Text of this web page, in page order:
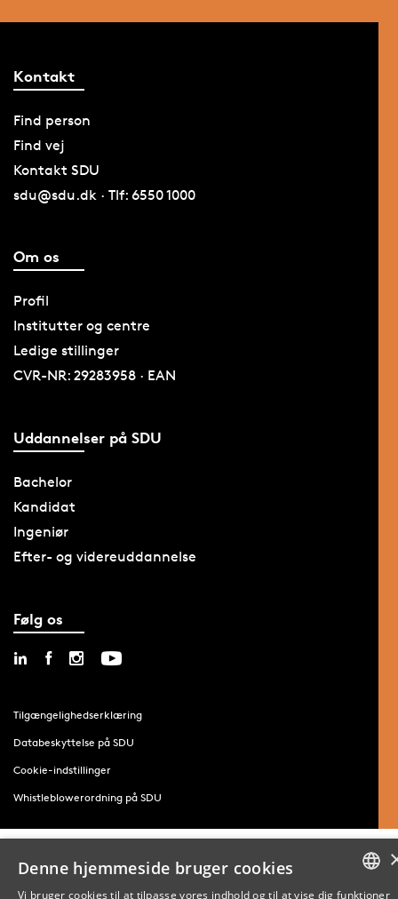
Kontakt
Find person
Find vej
Kontakt SDU
sdu@sdu.dk · Tlf: 6550 1000
Om os
Profil
Institutter og centre
Ledige stillinger
CVR-NR: 29283958 · EAN
Uddannelser på SDU
Bachelor
Kandidat
Ingeniør
Efter- og videreuddannelse
Følg os
Tilgængelighedserklæring
Databeskyttelse på SDU
Cookie-indstillinger
Whistleblowerordning på SDU
Denne hjemmeside bruger cookies
Vi bruger cookies til at tilpasse vores indhold og til at vise dig funktioner